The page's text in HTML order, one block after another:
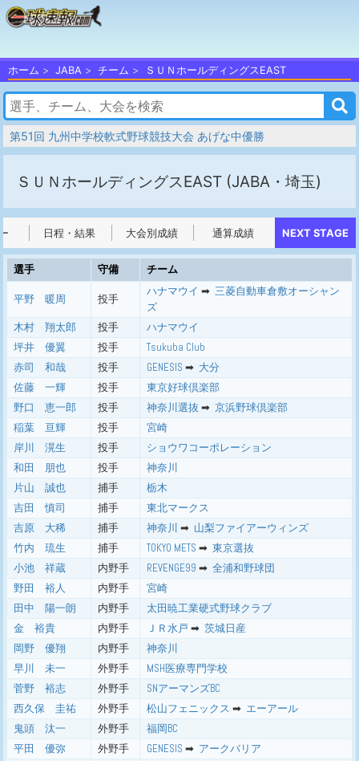
ホーム JABA チーム ＳＵＮホールディングスEAST
第51回 九州中学校軟式野球競技大会 あげな中優勝
ＳＵＮホールディングスEAST (JABA・埼玉)
日程・結果 大会別成績 通算成績 NEXT STAGE
選手 守備 チーム
平野 暖周 投手
ハナマウイ ➡ ︎ 三菱自動車倉敷オーシャン
ズ
木村 翔太郎
投手
ハナマウイ
坪井 優翼
投手
Tsukuba Club
赤司 和哉
投手 GENESIS ➡ ︎ 大分
佐藤 一輝
投手
東京好球倶楽部
野口 恵一郎
投手 神奈川選抜 ➡ ︎ 京浜野球倶楽部
稲葉 亘輝
投手
宮崎
岸川 滉生
投手
ショウワコーポレーション
和田 朋也
投手
神奈川
片山 誠也
捕手
栃木
吉田 慎司
捕手
東北マークス
吉原 大稀
捕手 神奈川 ➡ ︎ 山梨ファイアーウィンズ
竹内 琉生
捕手 TOKYO METS ➡ ︎ 東京選抜
小池 祥蔵
内野手 REVENGE99 ➡ ︎ 全浦和野球団
野田 裕人
内野手
宮崎
田中 陽一朗
内野手
太田暁工業硬式野球クラブ
金 裕貴
内野手 ＪＲ水戸 ➡ ︎ 茨城日産
岡野 優翔
内野手
神奈川
早川 未一
外野手
MSH医療専門学校
菅野 裕志
外野手
SNアーマンズBC
西久保 圭祐
外野手 松山フェニックス ➡ ︎ エーアール
鬼頭 汰一
外野手
福岡BC
平田 優弥
外野手 GENESIS ➡ ︎ アークバリア